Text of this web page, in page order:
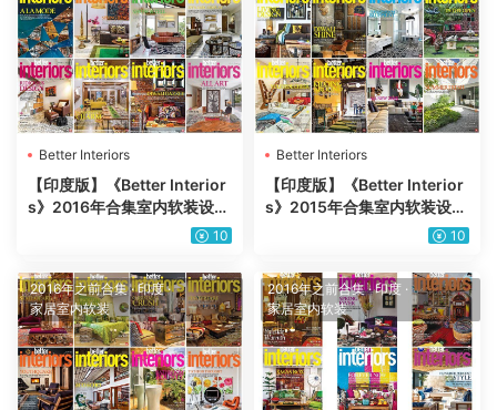
Better Interiors
【印度版】《Better Interior
s》2016年合集室内软装设计
审美灵感pdf杂志（11本） 10
Better Interiors
【印度版】《Better Interior
s》2015年合集室内软装设计
审美灵感pdf杂志（10本）10
2016年之前合集·印度·
家居室内软装
2016年之前合集·印度 ·
家居室内软装